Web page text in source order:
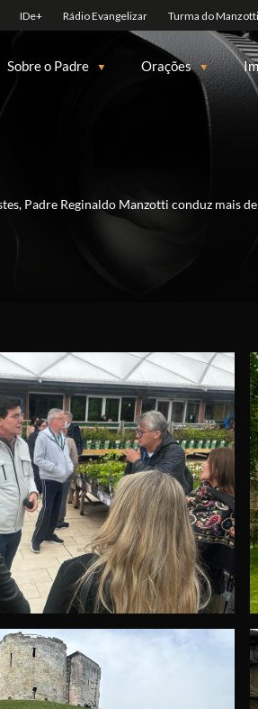
Sobre o Padre Orações
Padre Reginaldo Manzotti conduz mais